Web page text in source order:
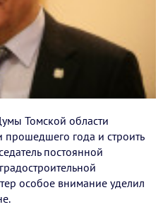
Томской области
года и строить
постоянной
особое внимание уделил